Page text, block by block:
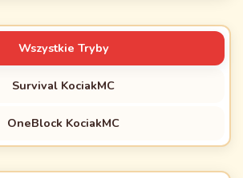
Wszystkie Tryby
Survival KociakMC
OneBlock KociakMC